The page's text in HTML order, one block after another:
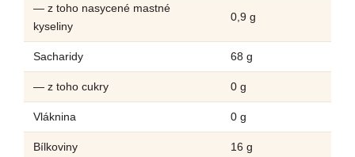
— z toho nasycené mastné
kyseliny
0,9 g
Sacharidy 68 g
— z toho cukry 0 g
Vláknina 0 g
Bílkoviny 16 g